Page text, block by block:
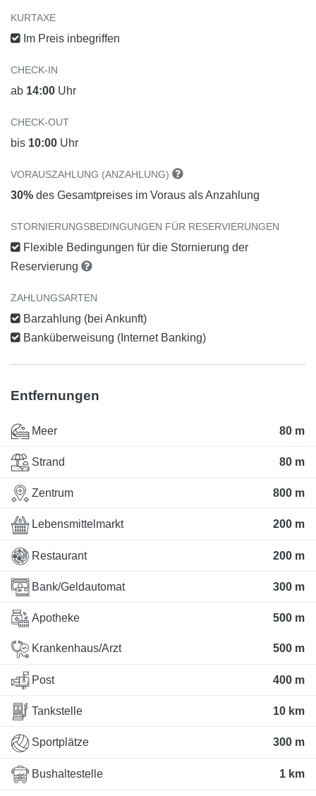
KURTAXE
Im Preis inbegriffen
CHECK-IN
ab 14:00 Uhr
CHECK-OUT
bis 10:00 Uhr
VORAUSZAHLUNG (ANZAHLUNG)
30% des Gesamtpreises im Voraus als Anzahlung
STORNIERUNGSBEDINGUNGEN FÜR RESERVIERUNGEN
Flexible Bedingungen für die Stornierung der
Reservierung
ZAHLUNGSARTEN
Barzahlung (bei Ankunft)
Banküberweisung (Internet Banking)
Entfernungen
Meer 80 m
Strand 80 m
Zentrum 800 m
Lebensmittelmarkt 200 m
Restaurant 200 m
Bank/Geldautomat 300 m
Apotheke 500 m
Krankenhaus/Arzt 500 m
Post 400 m
Tankstelle 10 km
Sportplätze 300 m
Bushaltestelle 1 km